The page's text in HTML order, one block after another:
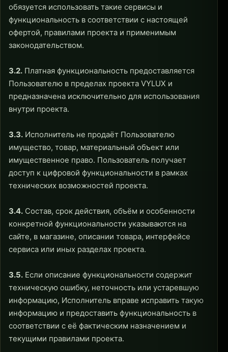
обязуется использовать такие сервисы и
функциональность в соответствии с настоящей
офертой, правилами проекта и применимым
законодательством.
3.2. Платная функциональность предоставляется
Пользователю в пределах проекта VYLUX и
предназначена исключительно для использования
внутри проекта.
3.3. Исполнитель не продаёт Пользователю
имущество, товар, материальный объект или
имущественное право. Пользователь получает
доступ к цифровой функциональности в рамках
технических возможностей проекта.
3.4. Состав, срок действия, объём и особенности
конкретной функциональности указываются на
сайте, в магазине, описании товара, интерфейсе
сервиса или иных разделах проекта.
3.5. Если описание функциональности содержит
техническую ошибку, неточность или устаревшую
информацию, Исполнитель вправе исправить такую
информацию и предоставить функциональность в
соответствии с её фактическим назначением и
текущими правилами проекта.